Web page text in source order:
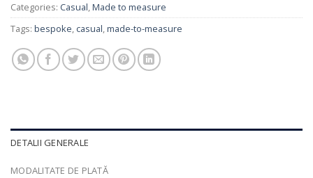
Categories: Casual,Made to measure
Tags: bespoke, casual,made-to-measure
DETALII GENERALE
MODALITATE DE PLATĂ